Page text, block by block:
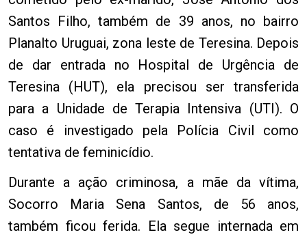
Santos Filho, também de 39 anos, no bairro
Planalto Uruguai, zona leste de Teresina. Depois
de dar entrada no Hospital de Urgência de
Teresina (HUT), ela precisou ser transferida
para a Unidade de Terapia Intensiva (UTI). O
caso é investigado pela Polícia Civil como
tentativa de feminicídio.
Durante a ação criminosa, a mãe da vítima,
Socorro Maria Sena Santos, de 56 anos,
também ficou ferida. Ela segue internada em